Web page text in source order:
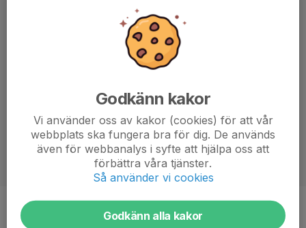
Position
-
Godkänn kakor
Vi använder oss av kakor (cookies) för att vår
webbplats ska fungera bra för dig. De används
även för webbanalys i syfte att hjälpa oss att
förbättra våra tjänster.
Så använder vi cookies
Godkänn alla kakor